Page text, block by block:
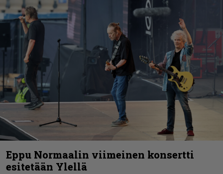
Eppu Normaalin viimeinen konsertti
esitetään Ylellä